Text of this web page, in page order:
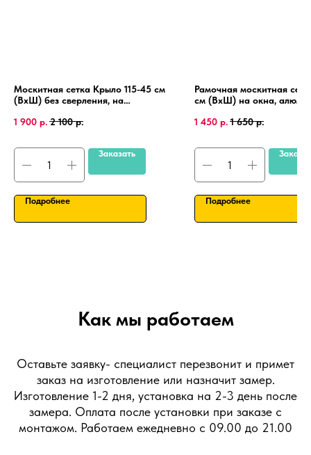
Москитная сетка Крыло 115-45 см
(ВхШ) без сверления, на
рамка.
1 900 р. 2 100 р.
Заказать
Подробнее
Рамочная москитная
см (ВхШ) на окна,
1 450 р. 1 650 р.
Подробнее
Как мы работаем
Оставьте заявку- специалист перезвонит и примет
заказ на изготовление или назначит замер.
Изготовление 1-2 дня, установка на 2-3 день после
замера. Оплата после установки при заказе с
монтажом. Работаем ежедневно с 09.00 до 21.00